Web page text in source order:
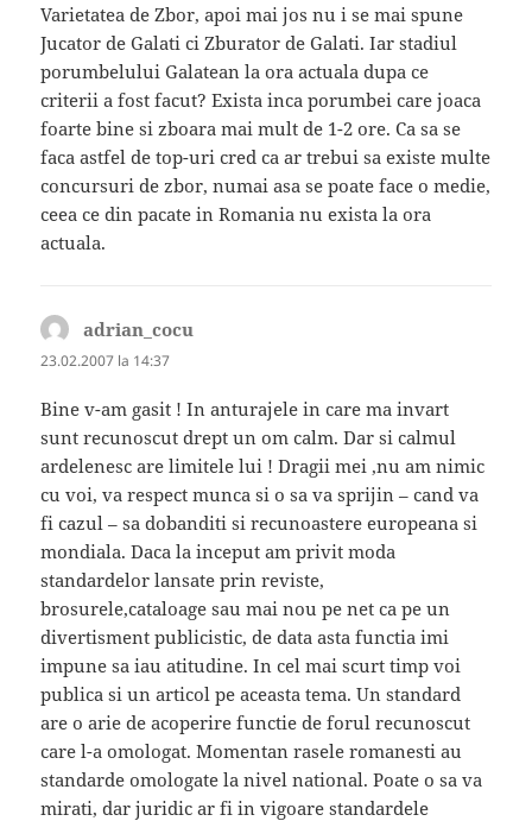
Varietatea de Zbor, apoi mai jos nu i se mai spune
Jucator de Galati ci Zburator de Galati. Iar stadiul
porumbelului Galatean la ora actuala dupa ce
criterii a fost facut? Exista inca porumbei care joaca
foarte bine si zboara mai mult de 1-2 ore. Ca sa se
faca astfel de top-uri cred ca ar trebui sa existe multe
concursuri de zbor, numai asa se poate face o medie,
ceea ce din pacate in Romania nu exista la ora
actuala.
adrian_cocu
23.02.2007 la 14:37
Bine v-am gasit ! In anturajele in care ma invart
sunt recunoscut drept un om calm. Dar si calmul
ardelenesc are limitele lui ! Dragii mei ,nu am nimic
cu voi, va respect munca si o sa va sprijin – cand va
fi cazul – sa dobanditi si recunoastere europeana si
mondiala. Daca la inceput am privit moda
standardelor lansate prin reviste,
brosurele,cataloage sau mai nou pe net ca pe un
divertisment publicistic, de data asta functia imi
impune sa iau atitudine. In cel mai scurt timp voi
publica si un articol pe aceasta tema. Un standard
are o arie de acoperire functie de forul recunoscut
care l-a omologat. Momentan rasele romanesti au
standarde omologate la nivel national. Poate o sa va
mirati, dar juridic ar fi in vigoare standardele